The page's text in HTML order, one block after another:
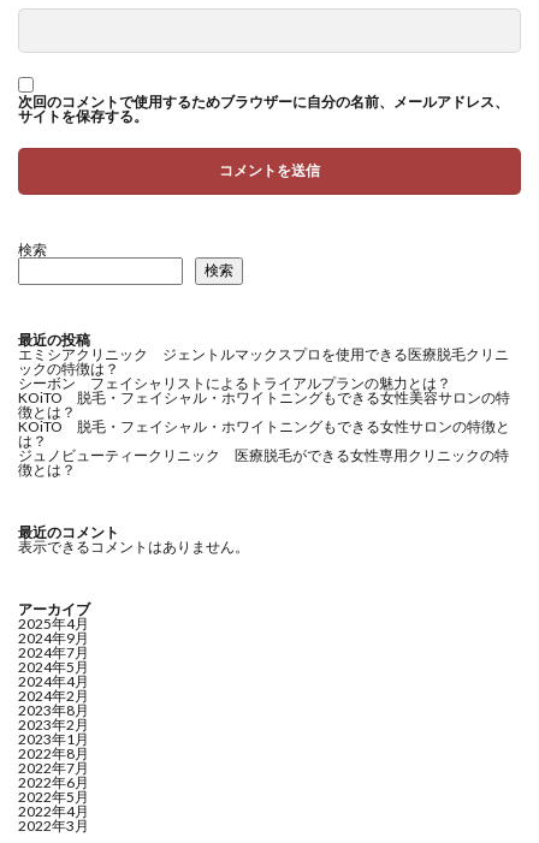
次回のコメントで使用するためブラウザーに自分の名前、メールアドレス、
サイトを保存する。
検索
検索
最近の投稿
エミシアクリニック ジェントルマックスプロを使用できる医療脱毛クリニ
ックの特徴は？
シーボン フェイシャリストによるトライアルプランの魅力とは？
KOiTO 脱毛・フェイシャル・ホワイトニングもできる女性美容サロンの特
徴とは？
KOiTO 脱毛・フェイシャル・ホワイトニングもできる女性サロンの特徴と
は？
ジュノビューティークリニック 医療脱毛ができる女性専用クリニックの特
徴とは？
最近のコメント
表示できるコメントはありません。
アーカイブ
2025年4月
2024年9月
2024年7月
2024年5月
2024年4月
2024年2月
2023年8月
2023年2月
2023年1月
2022年8月
2022年7月
2022年6月
2022年5月
2022年4月
2022年3月